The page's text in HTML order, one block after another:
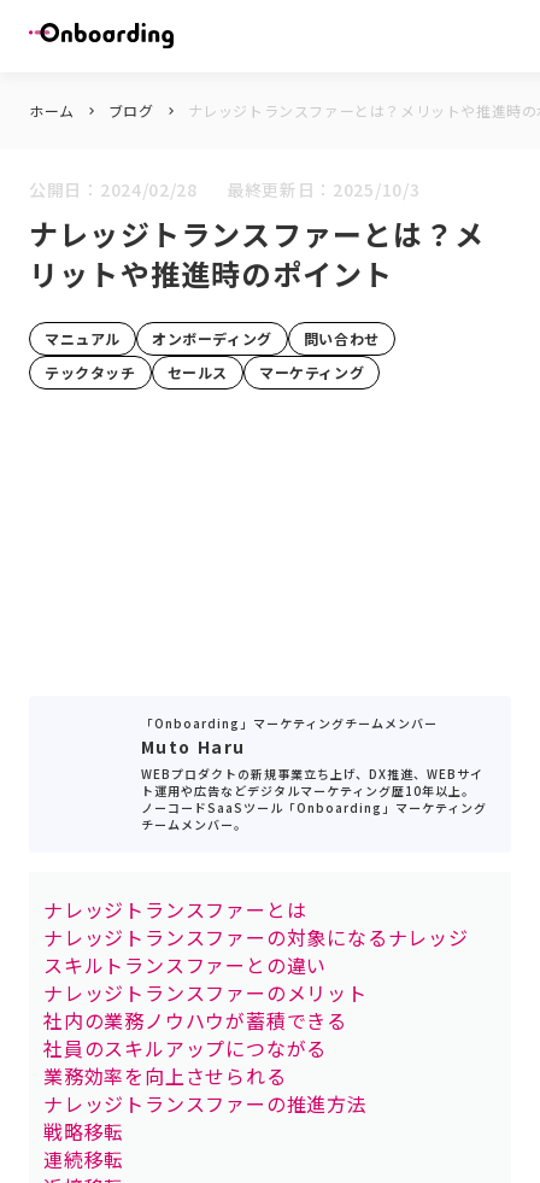
ホーム keyboard_arrow_right ブログ keyboard_arrow_right ナレッジトランスファーとは？メリットや推進時
公開日： 2024/02/28 最終更新日： 2025/10/3
ナレッジトランスファーとは？メ
リットや推進時のポイント
マニュアル オンボーディング
問い合わせ
テックタッチ
セールス マーケティング
「Onboarding」マーケティングチームメンバー
Muto Haru
WEBプロダクトの新規事業立ち上げ、DX推進、WEBサイ
ト運用や広告などデジタルマーケティング歴10年以上。
ノーコードSaaSツール「Onboarding」マーケティング
チームメンバー。
ナレッジトランスファーとは
ナレッジトランスファーの対象になるナレッジ
スキルトランスファーとの違い
ナレッジトランスファーのメリット
社内の業務ノウハウが蓄積できる
社員のスキルアップにつながる
業務効率を向上させられる
ナレッジトランスファーの推進方法
戦略移転
連続移転